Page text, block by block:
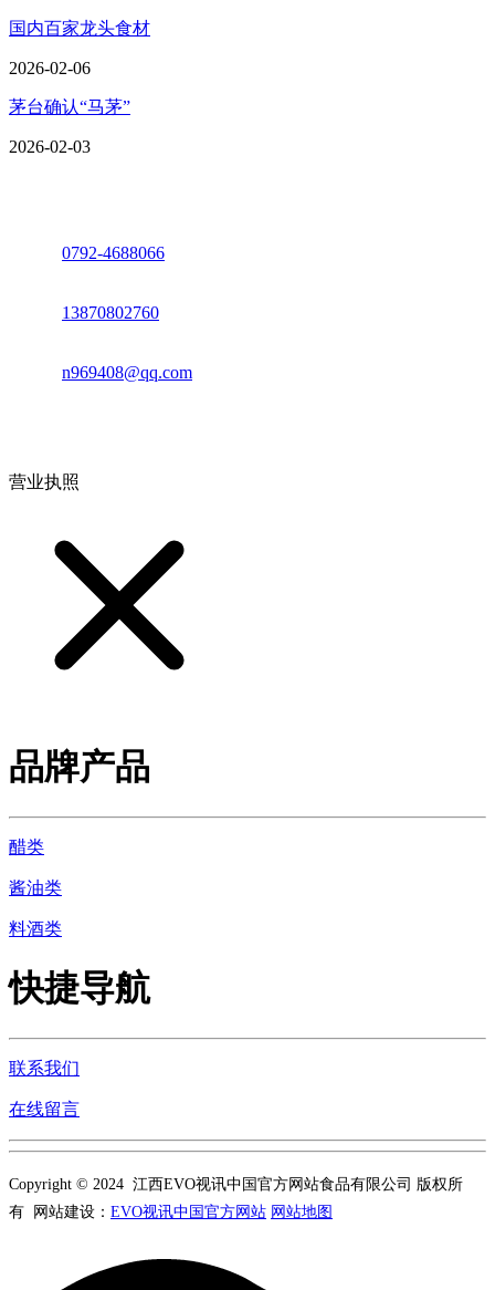
国内百家龙头食材
2026-02-06
茅台确认“马茅”
2026-02-03
0792-4688066
13870802760
n969408@qq.com
营业执照
品牌产品
醋类
酱油类
料酒类
快捷导航
联系我们
在线留言
Copyright © 2024 江西EVO视讯中国官方网站食品有限公司 版权所
有 网站建设： EVO视讯中国官方网站 网站地图